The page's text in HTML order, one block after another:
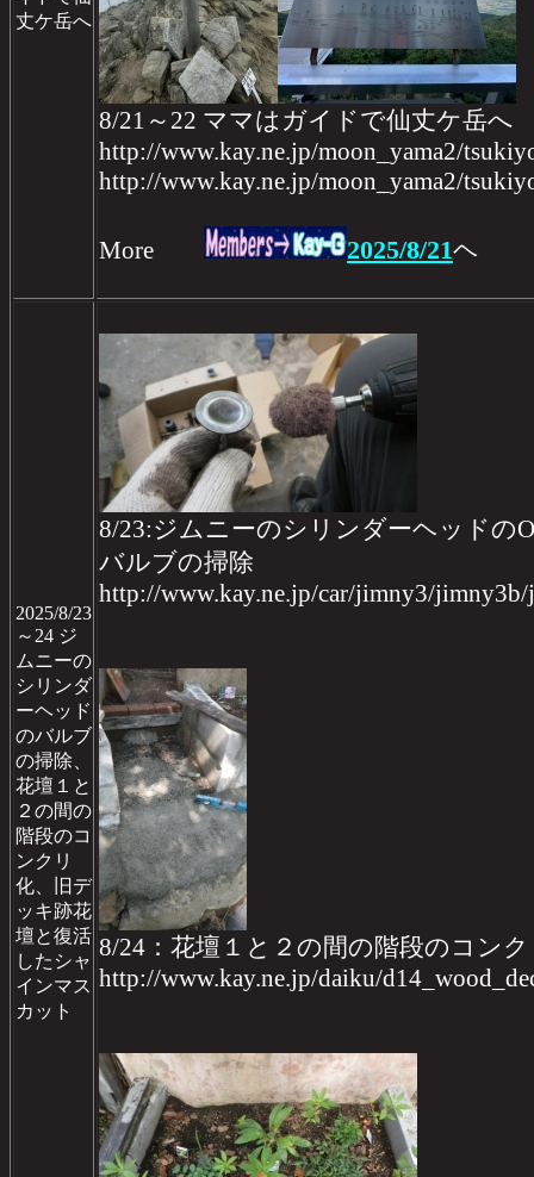
丈ケ岳へ
8/21～22 ママはガイドで仙丈ケ岳へ
http://www.kay.ne.jp/moon_yama2/
http://www.kay.ne.jp/moon_yama2/
More 2025/8/21ヘ
2025/8/23
～24 ジ
ムニーの
シリンダ
ーヘッド
のバルブ
の掃除、
花壇１と
２の間の
階段のコ
ンクリ
化、旧デ
ッキ跡花
壇と復活
したシャ
インマス
カット
8/23:ジムニーのシリンダーヘッドの
バルブの掃除
http://www.kay.ne.jp/car/jimny3/
8/24：花壇１と２の間の階段のコン
http://www.kay.ne.jp/daiku/